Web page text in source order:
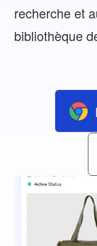
recherche et
bibliothèque